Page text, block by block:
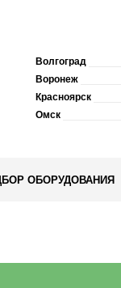
Волгоград
Воронеж
Красноярск
Омск
ОБОРУДОВАНИЯ